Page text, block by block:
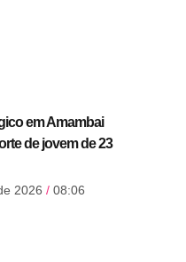
em Amambai
de jovem de 23
2026 08:06